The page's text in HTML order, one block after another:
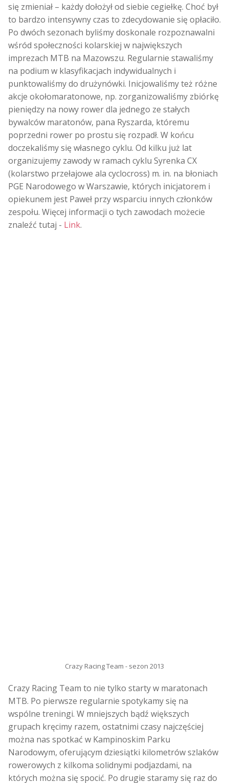
się zmieniał – każdy dołożył od siebie cegiełkę. Choć był
to bardzo intensywny czas to zdecydowanie się opłaciło.
Po dwóch sezonach byliśmy doskonale rozpoznawalni
wśród społeczności kolarskiej w największych
imprezach MTB na Mazowszu. Regularnie stawaliśmy
na podium w klasyfikacjach indywidualnych i
punktowaliśmy do drużynówki. Inicjowaliśmy też różne
akcje okołomaratonowe, np. zorganizowaliśmy zbiórkę
pieniędzy na nowy rower dla jednego ze stałych
bywalców maratonów, pana Ryszarda, któremu
poprzedni rower po prostu się rozpadł. W końcu
doczekaliśmy się własnego cyklu. Od kilku już lat
organizujemy zawody w ramach cyklu Syrenka CX
(kolarstwo przełajowe ala cyclocross) m. in. na błoniach
PGE Narodowego w Warszawie, których inicjatorem i
opiekunem jest Paweł przy wsparciu innych członków
zespołu. Więcej informacji o tych zawodach możecie
znaleźć tutaj - Link.
Crazy Racing Team - sezon 2013
Crazy Racing Team to nie tylko starty w maratonach
MTB. Po pierwsze regularnie spotykamy się na
wspólne treningi. W mniejszych bądź większych
grupach kręcimy razem, ostatnimi czasy najczęściej
można nas spotkać w Kampinoskim Parku
Narodowym, oferującym dziesiątki kilometrów szlaków
rowerowych z kilkoma solidnymi podjazdami, na
których można się spocić. Po drugie staramy się raz do